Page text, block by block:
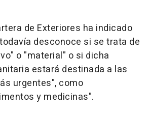
de Exteriores ha indicado
desconoce si se trata de
o "material" o si dicha
estará destinada a las
urgentes", como
y medicinas".